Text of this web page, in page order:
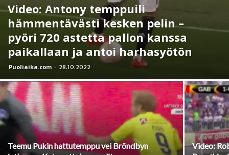
Video: Antony temppuili
hämmentävästi kesken pelin –
pyöri 720 astetta pallon kanssa
paikallaan ja antoi harhasyötön
Puoliaika.com - 28.10.2022
Teemu Pukin hattutemppu vei Bröndbyn
Video: